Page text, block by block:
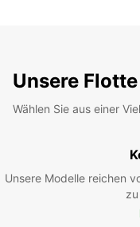
Unsere Flotte
Wählen Sie aus einer
Unsere Modelle reichen